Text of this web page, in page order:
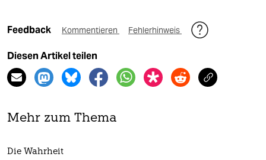
Feedback Kommentieren Fehlerhinweis
Diesen Artikel teilen
Mehr zum Thema
Die Wahrheit